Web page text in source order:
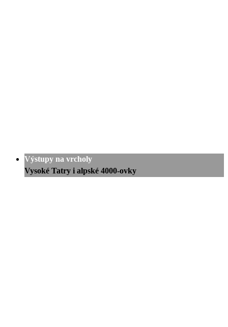
Výstupy na vrcholy
Vysoké Tatry i alpské 4000-ovky